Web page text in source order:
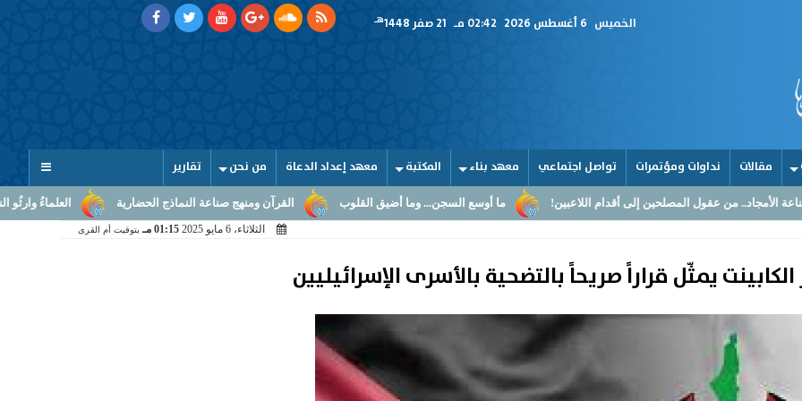
الخميس 02:42 مـ هـ
مقالات نداوات ومؤتمرات تواصل اجتماعي معهد بناء المكتبة معهد إعداد الدعاة من نحن تقارير
العلماءُ وارثُو النبوّة: القرآن ومنهج صناعة النماذج الحضارية ما أوسع السجن... وما أضيق القلوب من عقول المصلحين إلى أقدام اللاعبين!
الثلاثاء، 6 مايو 2025 01:15 مـ بتوقيت أم القرى
يمثّل قراراً صريحاً بالتضحية بالأسرى الإسرائيليين